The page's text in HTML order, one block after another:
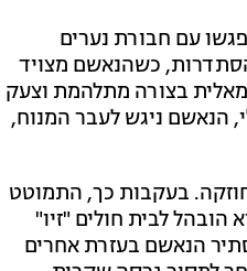
עם חבורת נערים
כשהנאשם מצויד
בצורה מתלהמת וצעק
הנאשם ניגש לעבר המנוח,
בעקבות כך, התמוטט
לבית חולים "זיו"
הנאשם בעזרת אחרים